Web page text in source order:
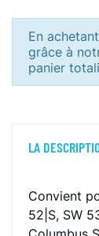
En
grâce à
panier
LA
Convient
52|S, SW